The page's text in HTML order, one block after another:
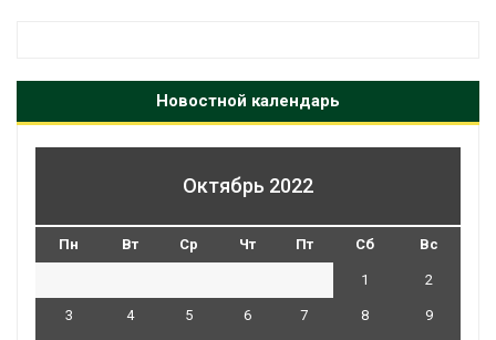
Новостной календарь
Октябрь 2022
Пн Вт Ср Чт Пт Сб Вс
1 2
3 4 5 6 7 8 9